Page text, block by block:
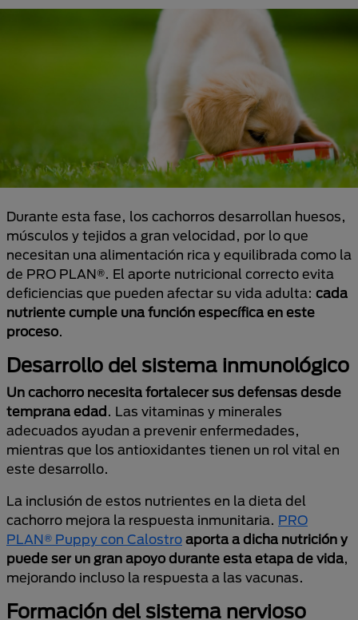
Durante esta fase, los cachorros desarrollan huesos,
músculos y tejidos a gran velocidad, por lo que
necesitan una alimentación rica y equilibrada como la
de PRO PLAN®. El aporte nutricional correcto evita
deficiencias que pueden afectar su vida adulta: cada
nutriente cumple una función específica en este
proceso.
Desarrollo del sistema inmunológico
Un cachorro necesita fortalecer sus defensas desde
temprana edad. Las vitaminas y minerales
adecuados ayudan a prevenir enfermedades,
mientras que los antioxidantes tienen un rol vital en
este desarrollo.
La inclusión de estos nutrientes en la dieta del
cachorro mejora la respuesta inmunitaria. PRO
PLAN® Puppy con Calostro aporta a dicha nutrición y
puede ser un gran apoyo durante esta etapa de vida,
mejorando incluso la respuesta a las vacunas.
Formación del sistema nervioso